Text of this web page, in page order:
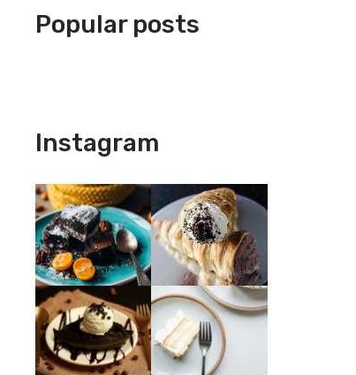
Popular posts
Instagram